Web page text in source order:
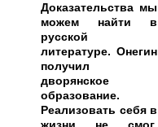
Доказательства мы
можем найти в
русской
литературе. Онегин
получил
дворянское
образование.
Реализовать себя в